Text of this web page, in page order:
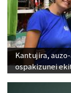
Kantujira,
ospakizunei